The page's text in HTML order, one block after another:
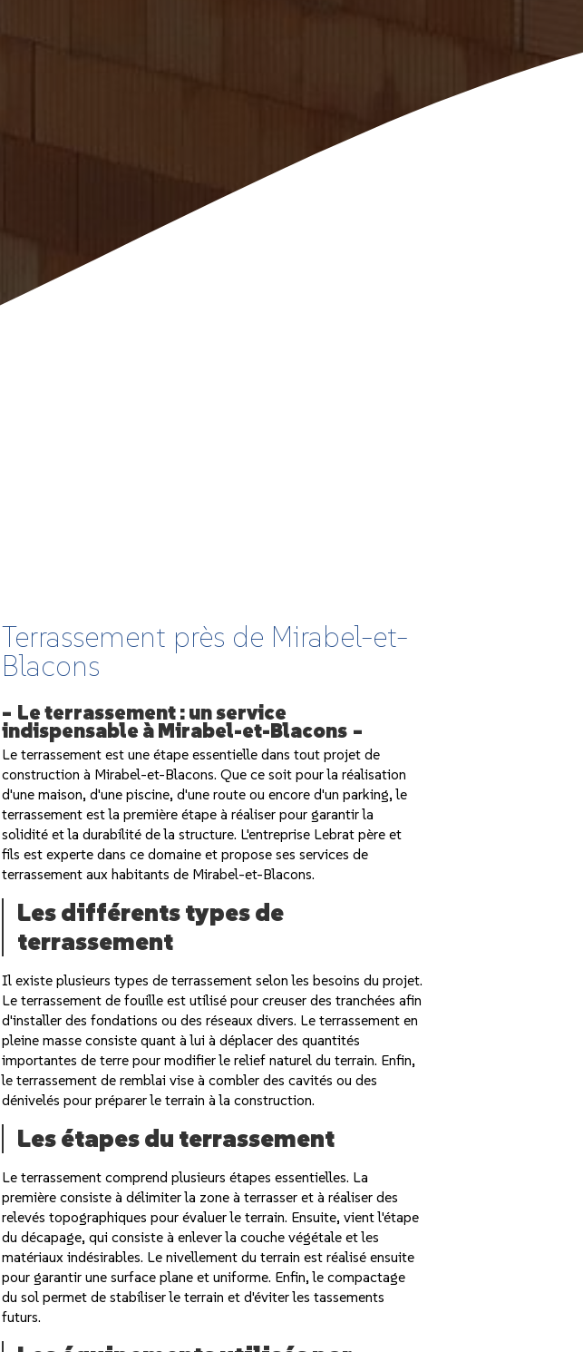
Terrassement près de Mirabel-et-
Blacons
Le terrassement : un service
indispensable à Mirabel-et-Blacons
Le terrassement est une étape essentielle dans tout projet de
construction à Mirabel-et-Blacons. Que ce soit pour la réalisation
d'une maison, d'une piscine, d'une route ou encore d'un parking, le
terrassement est la première étape à réaliser pour garantir la
solidité et la durabilité de la structure. L'entreprise Lebrat père et
fils est experte dans ce domaine et propose ses services de
terrassement aux habitants de Mirabel-et-Blacons.
Les différents types de
terrassement
Il existe plusieurs types de terrassement selon les besoins du projet.
Le terrassement de fouille est utilisé pour creuser des tranchées afin
d'installer des fondations ou des réseaux divers. Le terrassement en
pleine masse consiste quant à lui à déplacer des quantités
importantes de terre pour modifier le relief naturel du terrain. Enfin,
le terrassement de remblai vise à combler des cavités ou des
dénivelés pour préparer le terrain à la construction.
Les étapes du terrassement
Le terrassement comprend plusieurs étapes essentielles. La
première consiste à délimiter la zone à terrasser et à réaliser des
relevés topographiques pour évaluer le terrain. Ensuite, vient l'étape
du décapage, qui consiste à enlever la couche végétale et les
matériaux indésirables. Le nivellement du terrain est réalisé ensuite
pour garantir une surface plane et uniforme. Enfin, le compactage
du sol permet de stabiliser le terrain et d'éviter les tassements
futurs.